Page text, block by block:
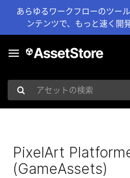
あらゆるワークフローのツー
ンテンツで、もっと速く開
アセットの検索
PixelArt
(GameAssets)